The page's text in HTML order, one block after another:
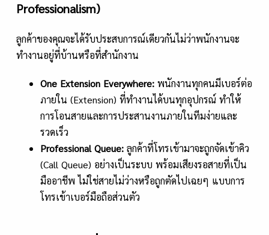
Professionalism)
ลูกค้าของคุณจะได้รับประสบการณ์เดียวกันไม่ว่าพนักงานจะ
ทำงานอยู่ที่บ้านหรือที่สำนักงาน
One Extension Everywhere: พนักงานทุกคนมีเบอร์ต่อ
ภายใน (Extension) ที่ทำงานได้บนทุกอุปกรณ์ ทำให้
การโอนสายและการประสานงานภายในทีมง่ายและ
รวดเร็ว
Professional Queue: ลูกค้าที่โทรเข้ามาจะถูกจัดเข้าคิว
(Call Queue) อย่างเป็นระบบ พร้อมเสียงรอสายที่เป็น
มืออาชีพ ไม่ใช่สายไม่ว่างหรือถูกตัดไปเฉยๆ แบบการ
โทรเข้าเบอร์มือถือส่วนตัว